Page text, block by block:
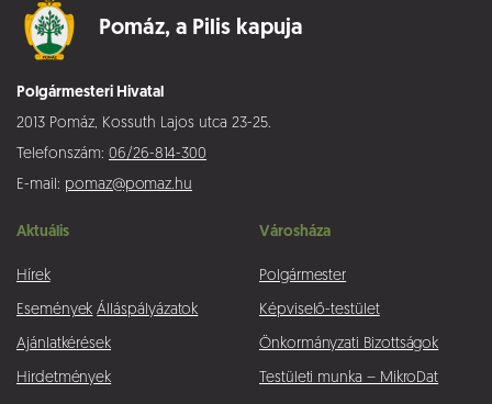
Pomáz, a Pilis kapuja
Polgármesteri Hivatal
2013 Pomáz, Kossuth Lajos utca 23-25.
Telefonszám: 06/26-814-300
E-mail: pomaz@pomaz.hu
Aktuális
Hírek
Események Álláspályázatok
Ajánlatkérések
Hirdetmények
Városháza
Polgármester
Képviselő-testület
Önkormányzati Bizottságok
Testületi munka – MikroDat